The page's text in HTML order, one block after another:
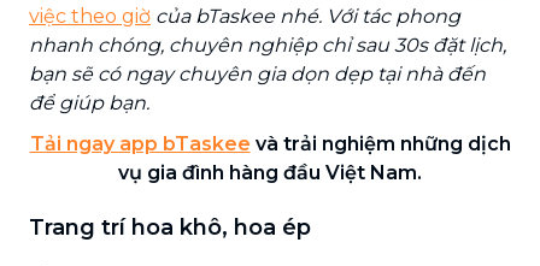
việc theo giờ của bTaskee nhé. Với tác phong
nhanh chóng, chuyên nghiệp chỉ sau 30s đặt lịch,
bạn sẽ có ngay chuyên gia dọn dẹp tại nhà đến
để giúp bạn.
Tải ngay app bTaskee và trải nghiệm những dịch
vụ gia đình hàng đầu Việt Nam.
Trang trí hoa khô, hoa ép